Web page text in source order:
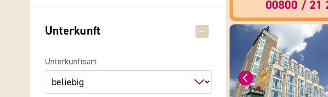
Unterkunft
Unterkunftsart